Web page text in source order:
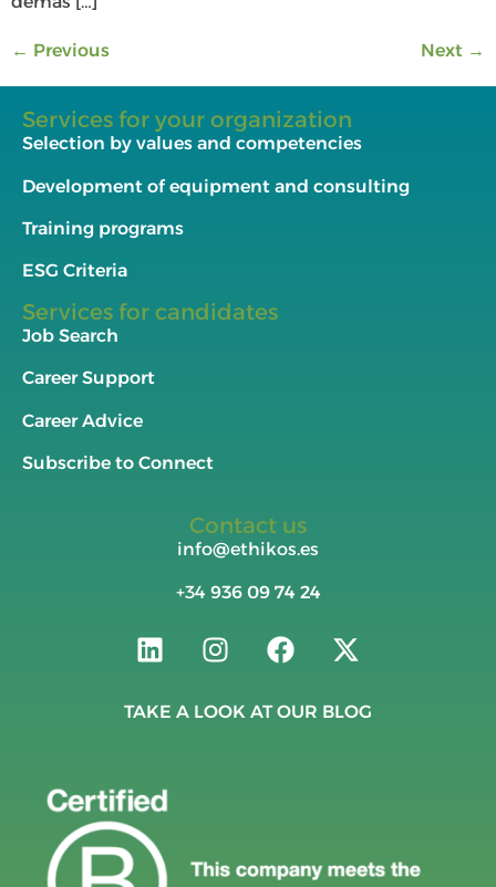
← Previous Next →
Services for your organization
Selection by values and competencies
Development of equipment and consulting
Training programs
ESG Criteria
Services for candidates
Job Search
Career Support
Career Advice
Subscribe to Connect
Contact us
info@ethikos.es
+34 936 09 74 24
TAKE A LOOK AT OUR BLOG